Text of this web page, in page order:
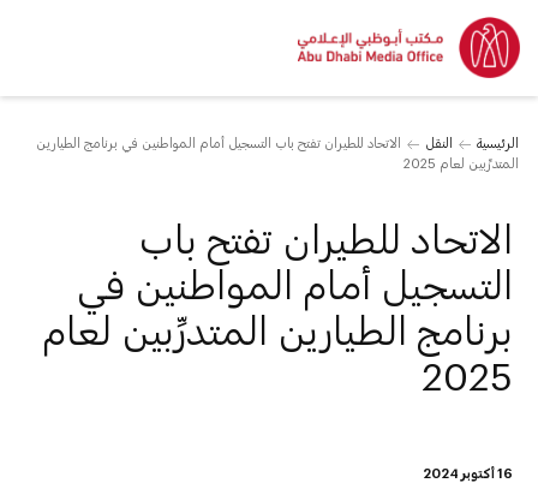
الرئيسية النقل
الاتحاد للطيران تفتح باب التسجيل أمام المواطنين في برنامج الطيارين
المتدرِّبين لعام 2025
16 أكتوبر 2024
الاتحاد للطيران تفتح باب
التسجيل أمام المواطنين في
برنامج الطيارين المتدرِّبين لعام
2025